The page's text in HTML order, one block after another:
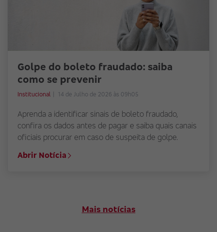
Golpe do boleto fraudado: saiba
como se prevenir
Institucional 14 de Julho de 2026 às 09h05
Aprenda a identificar sinais de boleto fraudado,
confira os dados antes de pagar e saiba quais canais
oficiais procurar em caso de suspeita de golpe.
Abrir Notícia
Mais notícias